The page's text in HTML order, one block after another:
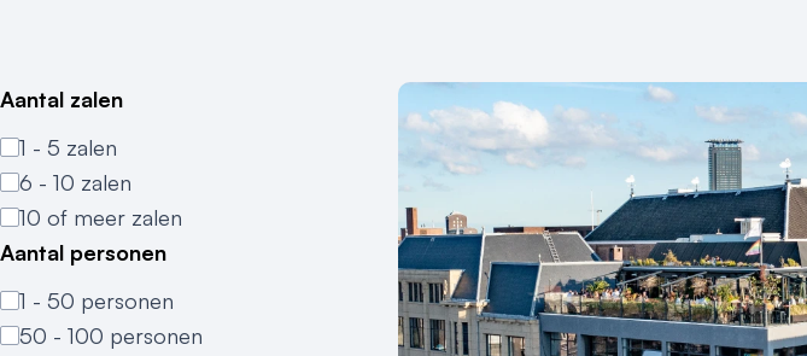
Aantal zalen
1 - 5 zalen
6 - 10 zalen
10 of meer zalen
Aantal personen
1 - 50 personen
50 - 100 personen